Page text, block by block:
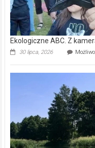
Ekologiczne ABC. Z
30 lipca, 2026